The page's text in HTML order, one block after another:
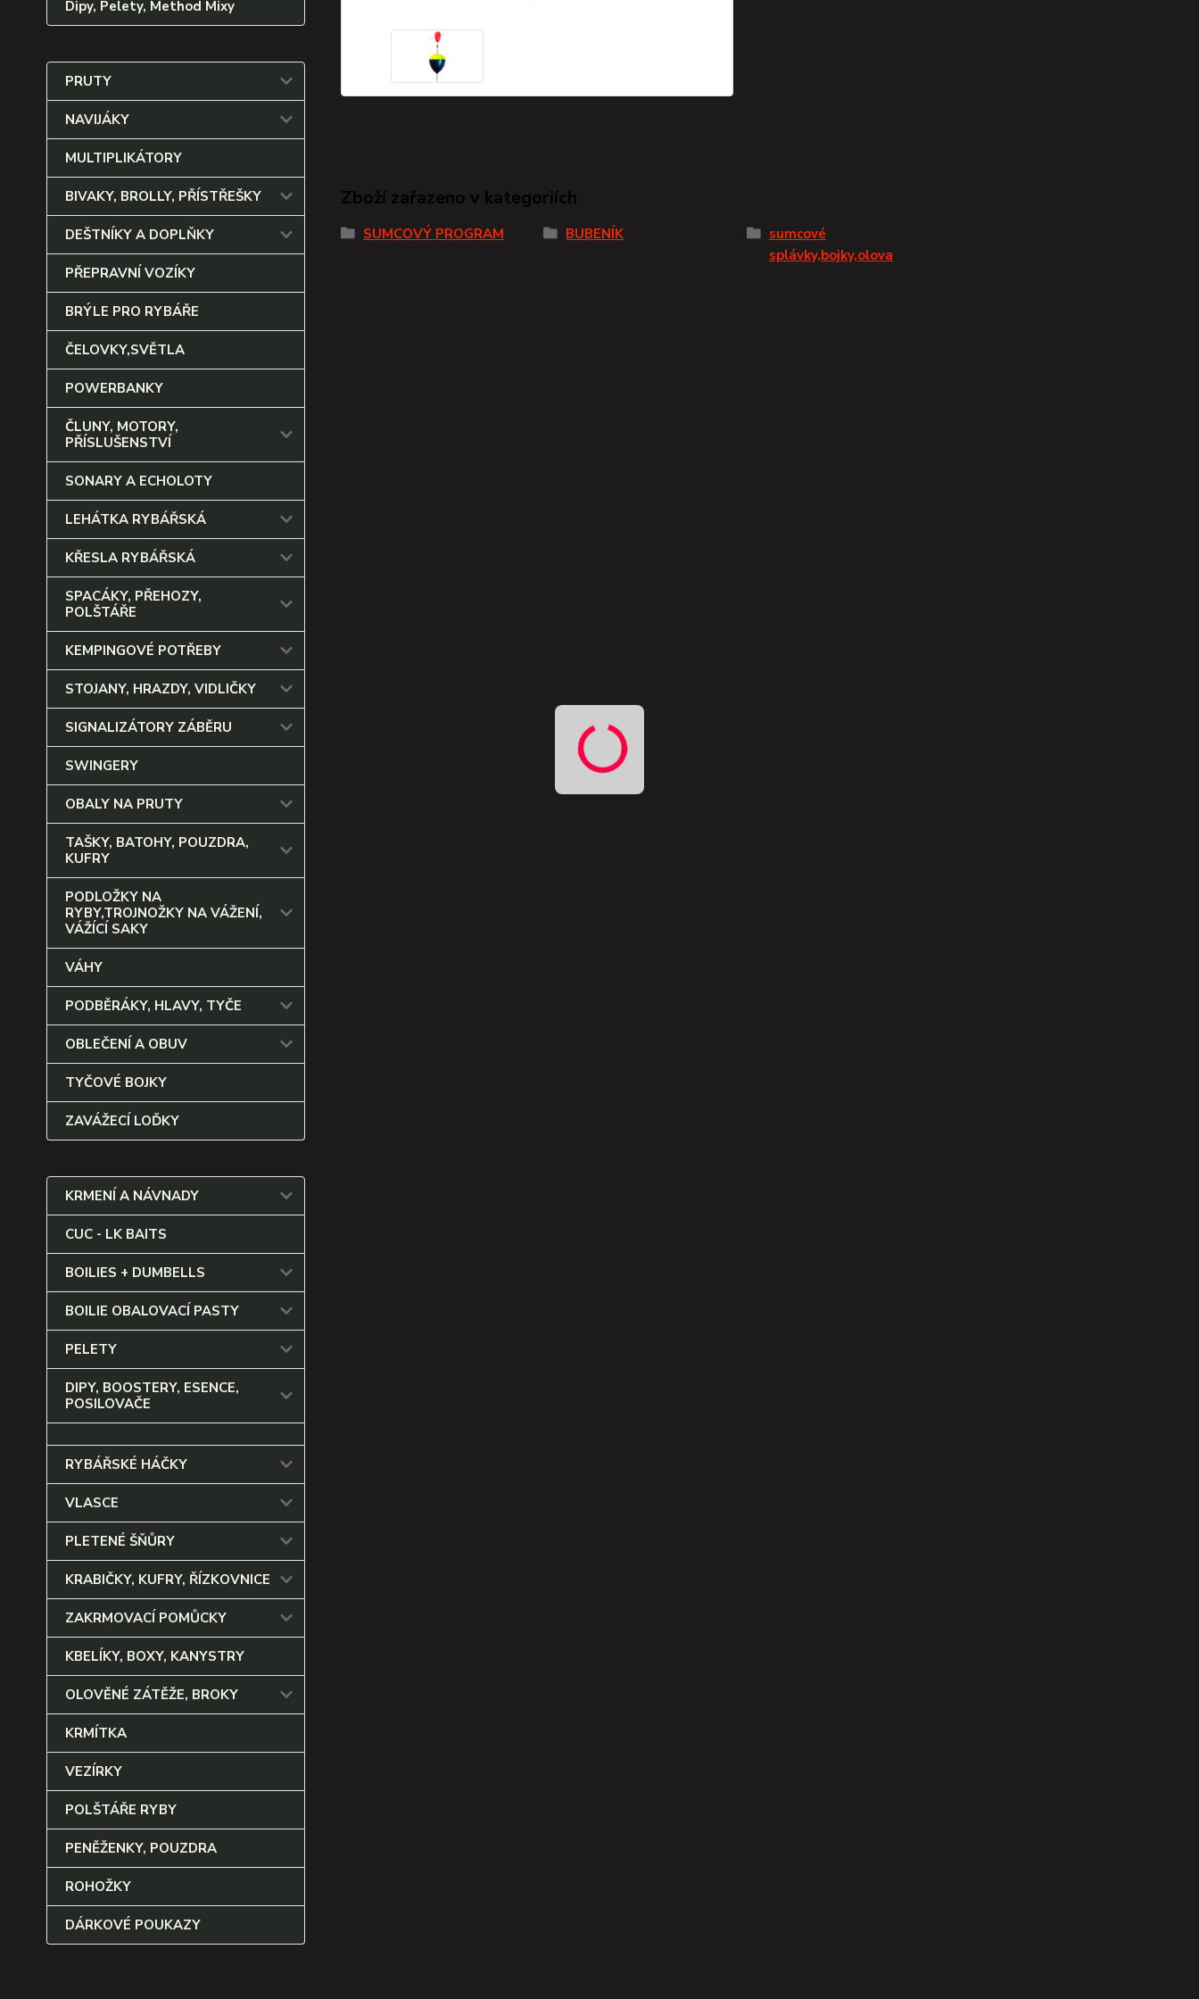
Dipy, Pelety, Method Mixy
PRUTY
NAVIJÁKY
MULTIPLIKÁTORY
BIVAKY, BROLLY, PŘÍSTŘEŠKY
DEŠTNÍKY A DOPLŇKY
PŘEPRAVNÍ VOZÍKY
BRÝLE PRO RYBÁŘE
ČELOVKY,SVĚTLA
POWERBANKY
ČLUNY, MOTORY,
PŘÍSLUŠENSTVÍ
SONARY A ECHOLOTY
LEHÁTKA RYBÁŘSKÁ
KŘESLA RYBÁŘSKÁ
SPACÁKY, PŘEHOZY,
POLŠTÁŘE
KEMPINGOVÉ POTŘEBY
STOJANY, HRAZDY, VIDLIČKY
SIGNALIZÁTORY ZÁBĚRU
SWINGERY
OBALY NA PRUTY
TAŠKY, BATOHY, POUZDRA,
KUFRY
PODLOŽKY NA
RYBY,TROJNOŽKY NA VÁŽENÍ,
VÁŽÍCÍ SAKY
VÁHY
PODBĚRÁKY, HLAVY, TYČE
OBLEČENÍ A OBUV
TYČOVÉ BOJKY
ZAVÁŽECÍ LOĎKY
KRMENÍ A NÁVNADY
CUC - LK BAITS
BOILIES + DUMBELLS
BOILIE OBALOVACÍ PASTY
PELETY
DIPY, BOOSTERY, ESENCE,
POSILOVAČE
RYBÁŘSKÉ HÁČKY
VLASCE
PLETENÉ ŠŇŮRY
KRABIČKY, KUFRY, ŘÍZKOVNICE
ZAKRMOVACÍ POMŮCKY
KBELÍKY, BOXY, KANYSTRY
OLOVĚNÉ ZÁTĚŽE, BROKY
KRMÍTKA
VEZÍRKY
POLŠTÁŘE RYBY
PENĚŽENKY, POUZDRA
ROHOŽKY
DÁRKOVÉ POUKAZY
Zboží zařazeno v kategoriích
SUMCOVÝ PROGRAM BUBENÍK
sumcové
splávky,bojky,olova